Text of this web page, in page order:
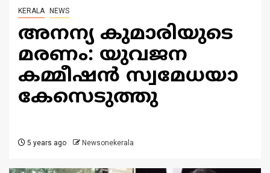
KERALA NEWS
അനന്യ കുമാരിയുടെ
മരണം: യുവജന
കമ്മീഷന്‍ സ്വമേധയാ
കേസെടുത്തു
5 years ago Newsonekerala